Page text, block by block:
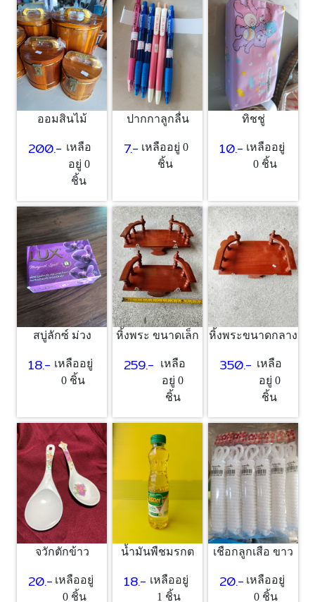
ออมสินไม้
200.- เหลือ
อยู่ 0
ชิ้น
ปากกาลูกลื่น
7.- เหลืออยู่ 0
ชิ้น
ทิชชู่
10.- เหลืออยู่
0 ชิ้น
สบู่ลักซ์ ม่วง
18.- เหลืออยู่
0 ชิ้น
หิ้งพระ ขนาดเล็ก
259.-
เหลือ
อยู่ 0
ชิ้น
หิ้งพระขนาดกลาง
350.- เหลือ
อยู่ 0
ชิ้น
จวักตักข้าว
20.- เหลืออยู่
0 ชิ้น
น้ำมันพืชมรกต
18.- เหลืออยู่
1 ชิ้น
เชือกลูกเสือ ขาว
20.- เหลืออยู่
0 ชิ้น